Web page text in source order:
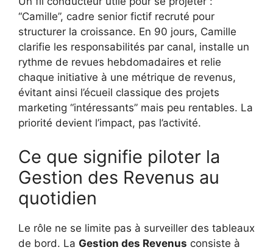
“Camille”, cadre senior fictif recruté pour
structurer la croissance. En 90 jours, Camille
clarifie les responsabilités par canal, installe un
rythme de revues hebdomadaires et relie
chaque initiative à une métrique de revenus,
évitant ainsi l’écueil classique des projets
marketing “intéressants” mais peu rentables. La
priorité devient l’impact, pas l’activité.
Ce que signifie piloter la
Gestion des Revenus au
quotidien
Le rôle ne se limite pas à surveiller des tableaux
de bord. La Gestion des Revenus consiste à